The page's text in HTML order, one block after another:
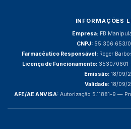
INFORMAÇÕES
Empresa:FB
CNPJ:55.306.653/
Farmacêutico Responsável: Roger
Licença de Funcionamento:
Emissão: 18/09/
Validade:18/09/
AFE/AE ANVISA: Autorização 5.11881-9 —